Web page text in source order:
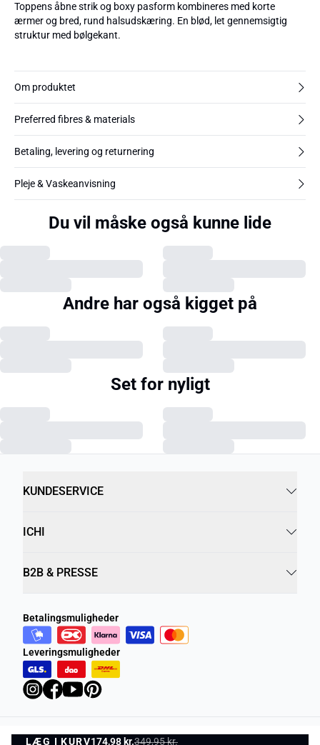
LÆG I KURV174,98 kr.349,95 kr.
Toppens åbne strik og boxy pasform kombineres med korte
ærmer og bred, rund halsudskæring. En blød, let gennemsigtig
struktur med bølgekant.
Om produktet
Preferred fibres & materials
Betaling, levering og returnering
Pleje & Vaskeanvisning
Du vil måske også kunne lide
Andre har også kigget på
Set for nyligt
KUNDESERVICE
ICHI
B2B & PRESSE
Betalingsmuligheder
Leveringsmuligheder